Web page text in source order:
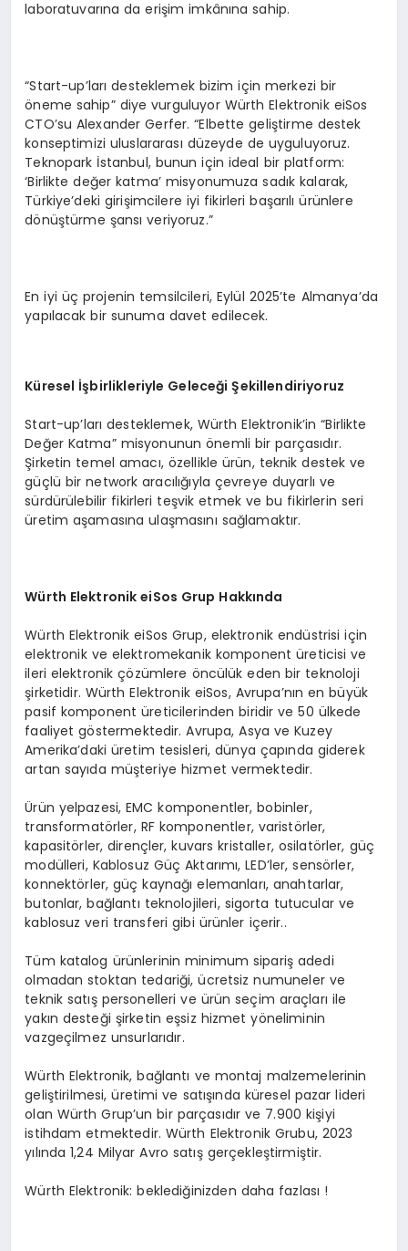
laboratuvarına da erişim imkânına sahip.
“Start-up’ları desteklemek bizim için merkezi bir
öneme sahip” diye vurguluyor Würth Elektronik eiSos
CTO’su Alexander Gerfer. “Elbette geliştirme destek
konseptimizi uluslararası düzeyde de uyguluyoruz.
Teknopark İstanbul, bunun için ideal bir platform:
‘Birlikte değer katma’ misyonumuza sadık kalarak,
Türkiye’deki girişimcilere iyi fikirleri başarılı ürünlere
dönüştürme şansı veriyoruz.”
En iyi üç projenin temsilcileri, Eylül 2025’te Almanya’da
yapılacak bir sunuma davet edilecek.
Küresel İşbirlikleriyle Geleceği Şekillendiriyoruz
Start-up’ları desteklemek, Würth Elektronik’in “Birlikte
Değer Katma” misyonunun önemli bir parçasıdır.
Şirketin temel amacı, özellikle ürün, teknik destek ve
güçlü bir network aracılığıyla çevreye duyarlı ve
sürdürülebilir fikirleri teşvik etmek ve bu fikirlerin seri
üretim aşamasına ulaşmasını sağlamaktır.
Würth Elektronik eiSos Grup Hakkında
Würth Elektronik eiSos Grup, elektronik endüstrisi için
elektronik ve elektromekanik komponent üreticisi ve
ileri elektronik çözümlere öncülük eden bir teknoloji
şirketidir. Würth Elektronik eiSos, Avrupa’nın en büyük
pasif komponent üreticilerinden biridir ve 50 ülkede
faaliyet göstermektedir. Avrupa, Asya ve Kuzey
Amerika’daki üretim tesisleri, dünya çapında giderek
artan sayıda müşteriye hizmet vermektedir.
Ürün yelpazesi, EMC komponentler, bobinler,
transformatörler, RF komponentler, varistörler,
kapasitörler, dirençler, kuvars kristaller, osilatörler, güç
modülleri, Kablosuz Güç Aktarımı, LED’ler, sensörler,
konnektörler, güç kaynağı elemanları, anahtarlar,
butonlar, bağlantı teknolojileri, sigorta tutucular ve
kablosuz veri transferi gibi ürünler içerir..
Tüm katalog ürünlerinin minimum sipariş adedi
olmadan stoktan tedariği, ücretsiz numuneler ve
teknik satış personelleri ve ürün seçim araçları ile
yakın desteği şirketin eşsiz hizmet yöneliminin
vazgeçilmez unsurlarıdır.
Würth Elektronik, bağlantı ve montaj malzemelerinin
geliştirilmesi, üretimi ve satışında küresel pazar lideri
olan Würth Grup’un bir parçasıdır ve 7.900 kişiyi
istihdam etmektedir. Würth Elektronik Grubu, 2023
yılında 1,24 Milyar Avro satış gerçekleştirmiştir.
Würth Elektronik: beklediğinizden daha fazlası !